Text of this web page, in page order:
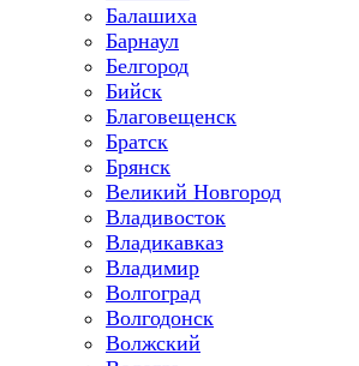
Балашиха
Барнаул
Белгород
Бийск
Благовещенск
Братск
Брянск
Великий Новгород
Владивосток
Владикавказ
Владимир
Волгоград
Волгодонск
Волжский